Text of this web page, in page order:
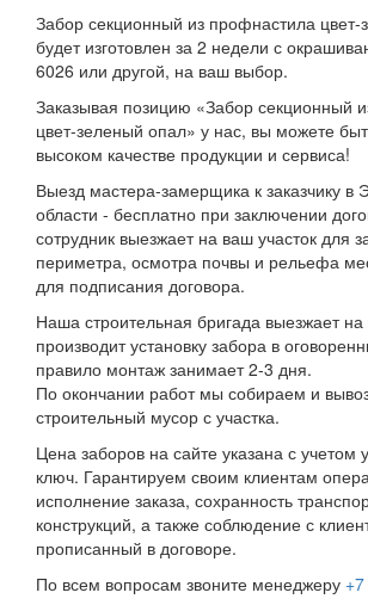
Забор секционный из профнастила
будет изготовлен за 2 недели с
6026 или другой, на ваш выбор.
Заказывая позицию «Забор секционный
цвет-зеленый опал» у нас, вы можете
высоком качестве продукции и сервиса!
Выезд мастера-замерщика к заказчику в
области - бесплатно при заключении
сотрудник выезжает на ваш участок для
периметра, осмотра почвы и рельефа
для подписания договора.
Наша строительная бригада выезжает на
производит установку забора в
правило монтаж занимает 2-3 дня.
По окончании работ мы собираем и
строительный мусор с участка.
Цена заборов на сайте указана с учетом
ключ. Гарантируем своим клиентам
исполнение заказа, сохранность
конструкций, а также соблюдение с
прописанный в договоре.
По всем вопросам звоните менеджеру